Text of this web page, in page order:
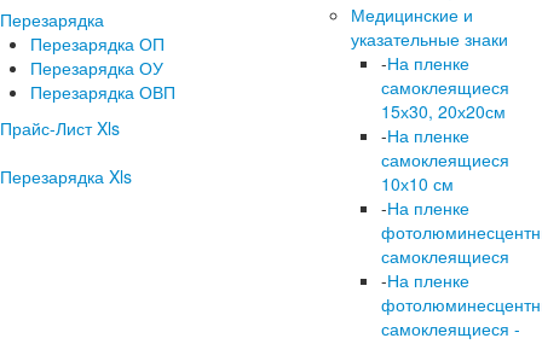
Перезарядка
Перезарядка ОП
Перезарядка ОУ
Перезарядка ОВП
Прайс-Лист Xls
Перезарядка Xls
Медицинские и
указательные знаки
-На пленке
самоклеящиеся
15х30, 20х20см
-На пленке
самоклеящиеся
10х10 см
-На пленке
самоклеящиеся
-На пленке
самоклеящиеся -